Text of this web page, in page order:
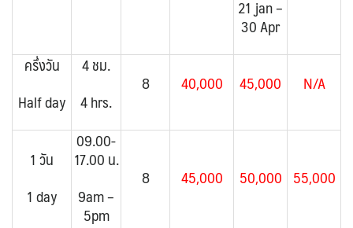
21 jan –
30 Apr
ครึ่งวัน
Half day
4 ชม.
4 hrs.
8 40,000 45,000 N/A
1 วัน
1 day
09.00-
17.00 น.
9am –
5pm
8 45,000 50,000 55,000